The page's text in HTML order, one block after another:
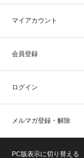
マイアカウント
会員登録
ログイン
メルマガ登録・解除
PC版表示に切り替える